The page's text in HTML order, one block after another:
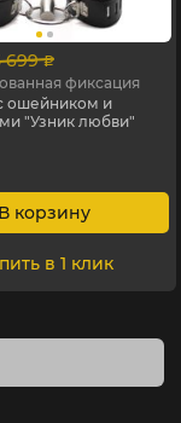
699 p
фиксация
ошейником и
"Узник любви"
В корзину
в 1 клик